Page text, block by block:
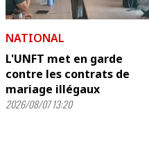
NATIONAL
L'UNFT met en garde
contre les contrats de
mariage illégaux
2026/08/07 13:20